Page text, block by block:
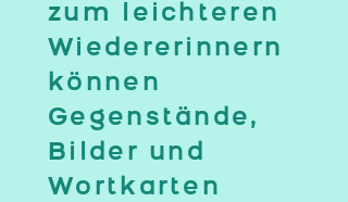
zum leichteren
Wiedererinnern
können
Gegenstände,
Bilder und
Wortkarten